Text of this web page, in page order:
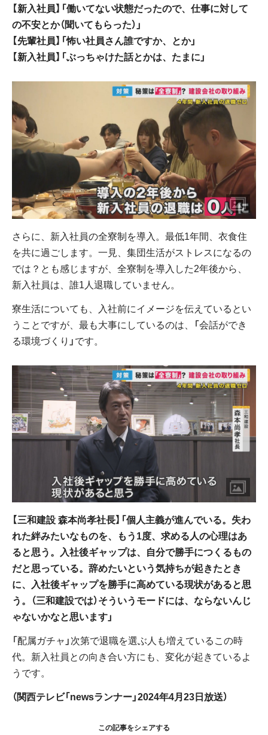
【新入社員】「働いてない状態だったので、仕事に対して
の不安とか（聞いてもらった）」
【先輩社員】「怖い社員さん誰ですか、とか」
【新入社員】「ぶっちゃけた話とかは、たまに」
さらに、新入社員の全寮制を導入。最低1年間、衣食住
を共に過ごします。一見、集団生活がストレスになるの
では？とも感じますが、全寮制を導入した2年後から、
新入社員は、誰1人退職していません。
寮生活についても、入社前にイメージを伝えているとい
うことですが、最も大事にしているのは、「会話ができ
る環境づくり」です。
【三和建設 森本尚孝社長】「個人主義が進んでいる。失わ
れた絆みたいなものを、もう1度、求める人の心理はあ
ると思う。入社後ギャップは、自分で勝手につくるもの
だと思っている。辞めたいという気持ちが起きたとき
に、入社後ギャップを勝手に高めている現状があると思
う。（三和建設では）そういうモードには、ならないんじ
ゃないかなと思います」
「配属ガチャ」次第で退職を選ぶ人も増えているこの時
代。新入社員との向き合い方にも、変化が起きているよ
うです。
（関西テレビ「newsランナー」2024年4月23日放送）
この記事をシェアする